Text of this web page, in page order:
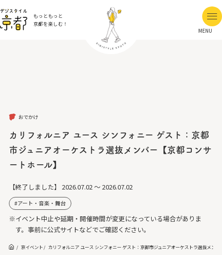
もっともっと
京都を楽しむ！
MENU
おでかけ
カリフォルニア ユース シンフォニー ゲスト：京都
市ジュニアオーケストラ選抜メンバー【京都コンサ
ートホール】
【終了しました】 2026.07.02 ～ 2026.07.02
アート・音楽・舞台
※イベント中止や延期・開催時間が変更になっている場合がありま
す。事前に公式サイトなどでご確認ください。
京イベント カリフォルニア ユース シンフォニー ゲスト：京都市ジュニアオーケストラ選抜メン